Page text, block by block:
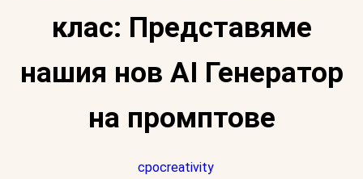
клас: Представяме
нашия нов AI Генератор
на промптове
cpocreativity